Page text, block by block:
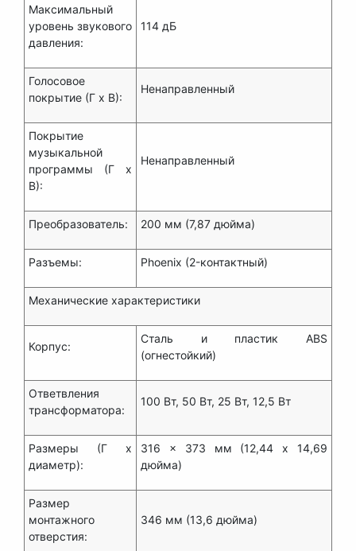
Максимальный
уровень звукового
давления:
114 дБ
Голосовое
покрытие (Г х В):
Ненаправленный
Покрытие
музыкальной
программы (Г х
В):
Ненаправленный
Преобразователь: 200 мм (7,87 дюйма)
Разъемы: Phoenix (2-контактный)
Механические характеристики
Корпус:
Сталь и пластик ABS
(огнестойкий)
Ответвления
трансформатора:
100 Вт, 50 Вт, 25 Вт, 12,5 Вт
Размеры (Г x
диаметр):
316 x 373 мм (12,44 x 14,69
дюйма)
Размер
монтажного
отверстия:
346 мм (13,6 дюйма)